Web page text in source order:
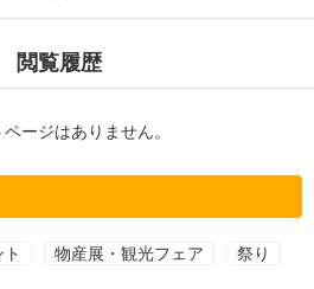
閲覧履歴
ージはありません。
物産展・観光フェア 祭り